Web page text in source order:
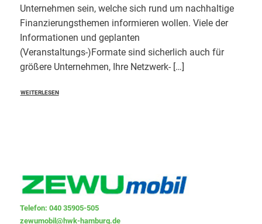
Unternehmen sein, welche sich rund um nachhaltige
Finanzierungsthemen informieren wollen. Viele der
Informationen und geplanten
(Veranstaltungs-)Formate sind sicherlich auch für
größere Unternehmen, Ihre Netzwerk- […]
WEITERLESEN
Telefon: 040 35905-505
zewumobil@hwk-hamburg.de